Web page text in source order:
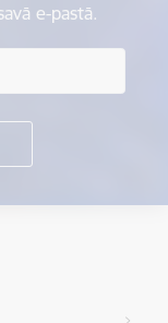
e-pastā.